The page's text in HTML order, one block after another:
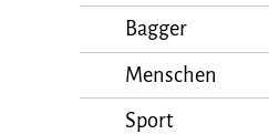
Bagger
Menschen
Sport